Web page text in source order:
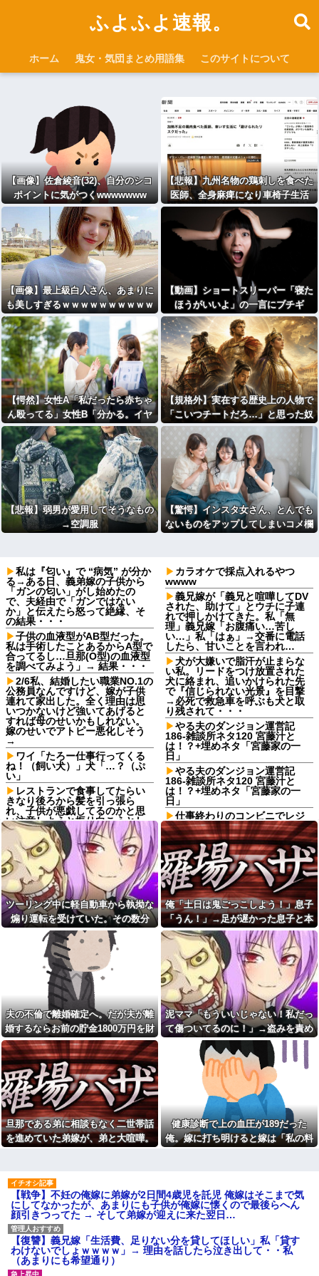
ふよふよ速報。
ホーム 鬼女・気団まとめ用語集 このサイトについて
【画像】佐倉綾音(32)、自分のシコ
ポイントに気がつくwwwwwww
【悲報】九州名物の鶏刺しを食べた
医師、全身麻痺になり車椅子生活
「死んだ方が良いと思った」
【画像】最上級白人さん、あまりに
も美しすぎるｗｗｗｗｗｗｗｗｗｗ
ｗｗ
【動画】ショートスリーパー「寝た
ほうがいいよ」の一言にブチギ
レ・・・
【愕然】女性A「私だったら赤ちゃ
ん殴ってる」女性B「分かる。イヤ
イヤ期で絶対コ〇す」⇒！！
【規格外】実在する歴史上の人物で
「こいつチートだろ…」と思った奴
あげてけ
【悲報】弱男が愛用してそうなもの
→空調服
【驚愕】インスタ女さん、とんでも
ないものをアップしてしまいコメ欄
私は『匂い』で “病気” が分か
る→ある日、義弟嫁の子供から
「ガンの匂い」がし始めたの
で、夫経由で「ガンではない
か」と伝えたら怒って絶縁、そ
の結果・・・
子供の血液型がAB型だった。
私は手術したことあるからA型で
合ってるし…旦那(O型)の血液型
を調べてみよう」→ 結果・・・
2/6私、結婚したい職業NO.1の
公務員なんですけど、嫁が子供
連れて家出した。全く理由は思
いつかないけど強いてあげると
すれば母のせいかもしれない。
嫁のせいでアトピー悪化しそう
→
ワイ「たろー仕事行ってくる
ね！（飼い犬）」犬「…？（ぷ
い」
レストランで食事してたらい
きなり後ろから髪を引っ張ら
れ、子供が悪戯してるのかと思
い注意しようと振り向こうとし
たら耳元でハサミの音がした！
妙に頭が軽くなったと思った
ら…
【家族内争い】 嫁のピアノを
兄嫁が欲しがり親も譲れと言い
出した結果…ｗｗｗｗ
佐藤二朗、妻とのハグを報告
「文〇砲より遥かに威力は弱い
が、僕のノロケ砲をお見舞いす
る」
【画像】日本のセクシー過ぎ
る女性犯罪者一覧が冗談抜きに
レベル高過ぎる件w w w w w w
【衝撃】広末涼子さんが地上
波にスピード復帰できる理由←
コレ、誰にも分からない模様w w
w w w w w w
【画像】俺たちの姫本田望
結、久しぶりに画像を投稿した
結果→やっぱりワイらの姫だっ
たw w w w w w w w w w
【画像】ワイの会社の女さ
ん、『コレ』を強調し過ぎて完
全にあたしこ枠を狙ってるんだ
がw w w w w w w w w w w w
【悲報】 マイナ保険証のクソ
ぶり、バレるｗｗｗｗｗｗｗｗ
ｗ
手に？」→昔から続く兄だけ特
別扱いに限界がきて…
私「妊娠しました」義兄嫁
「その子は私が育てる！」→義
妹の子を育ててきた私にまさか
の要求をしてきて…
下に住み始めた住民の頭がお
かしい。朝3時から部屋に掃除機
をかける音が響く・・・
カラオケで採点入れるやつ
wwww
義兄嫁が「義兄と喧嘩してDV
された、助けて」とウチに子連
れで押しかけてきた。私「無
理」義兄嫁「お腹痛い…苦し
い…」私「はぁ」→交番に電話
したら、甘いことを言われ…
犬が大嫌いで脂汗が止まらな
い私。リードをつけ放置された
犬に絡まれ、追いかけられた先
で『信じられない光景』を目撃
→必死で救急車を呼ぶも犬と取
り残されて・・・
やる夫のダンジョン運営記
186-雑談所ネタ120 宮藤汁と
は！？+埋めネタ「宮藤家の一
日」
やる夫のダンジョン運営記
186-雑談所ネタ120 宮藤汁と
は！？+埋めネタ「宮藤家の一
日」
仕事終わりのコンビニでレジ
順番待ち中に老害ジジイが堂々
の横入り！「次の方どうぞ」の
案内を自分への合図と勘違いし
て割り込む身勝手な俺様思考に
イライラ・・・
旦那の浮気で離婚し、その後
再婚。その間、激デブだった私
も病気で30kg減→20年後、元旦
那が近くに引っ越してきたのだ
が…久しぶりに会った元旦那の
態度に衝撃！！！
【急増】「外国人受け入れ反
対」56.3％に わずか2年で20.7
ポイント増、東大調査「若い世
代ほど増加」
4年生になってから、色々問題
が出て来てる娘。私も毎日怒鳴
り続けるのに疲れて体調崩し...
【動画】ショートスリーパー
「寝たほうがいいよ」の一言に
ブチギレ・・・
【訃報】名探偵コナン声優が
死去 → 今トンデモナイことにな
ってる・・・
私が入院しているとき、義兄
嫁が私の子供達に「お母さんが
死んだらどうするの？うちでは
引き取れないわよ。」と
どいつもこいつも、ちゅーだ
とかネコパンチだとか…。 うち
計も無効化の流れ他
こども園から孫が怪我した迎
えにと連絡あり。石をどかして
たそうな
Ａちゃんママは遊園地や水族
ツーリング中に軽自動車から執拗な
煽り運転を受けていた。その数分
後、思わぬ結末を目撃することにな
俺「土日は鬼ごっこしよう！」息子
「うん！」→足が遅かった息子と本
気で遊び続けた10年後…
夫の不倫で離婚確定へ。だが夫が離
婚するならお前の貯金1800万円を財
産分与しろ」と言い出した
泥ママ「もういいじゃない！私だっ
て傷ついてるのに！」→盗みを責め
られた泥ママがまさかの被害者アピ
ール。その言い分に周囲から笑いが
漏れてしまい…
旦那である弟に相談もなく二世帯話
を進めていた弟嫁が、弟と大喧嘩。
健康診断で上の血圧が189だった
俺。嫁に打ち明けると嫁は「私の料
【戦争】不妊の俺嫁に弟嫁が2日間4歳児を託児 俺嫁はそこまで気
にしてなかったが、あまりにも子供が俺嫁に懐くので最後らへん
顔引きつってた → そして弟嫁が迎えに来た翌日…
【復讐】義兄嫁「生活費、足りない分を貸してほしい」私「貸す
わけないでしょｗｗｗｗ」→ 理由を話したら泣き出して・・私
（あまりにも希望通り）